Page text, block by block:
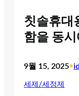
칫솔휴대
함을 동
9월 15, 2025•
세제/세정제